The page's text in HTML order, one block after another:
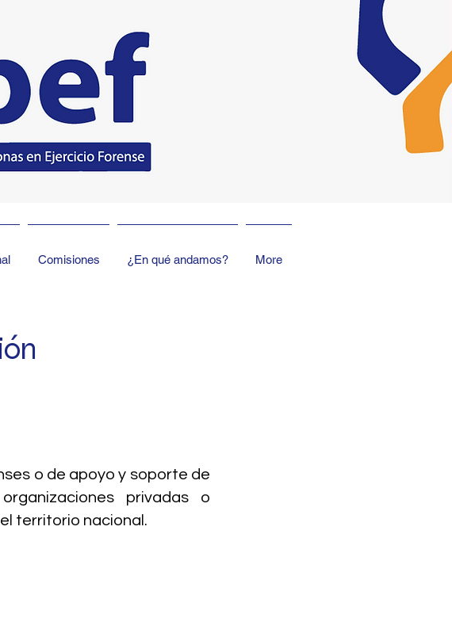
Comisiones ¿En qué andamos? More
o de apoyo y soporte de
privadas o
territorio nacional.